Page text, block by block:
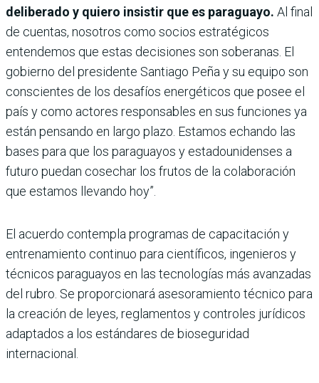
deliberado y quiero insistir que es paraguayo. Al final
de cuentas, nosotros como socios estratégicos
entendemos que estas decisiones son soberanas. El
gobierno del presidente Santiago Peña y su equipo son
conscientes de los desafíos energéticos que posee el
país y como actores responsables en sus funciones ya
están pensando en largo plazo. Estamos echando las
bases para que los paraguayos y estadounidenses a
futuro puedan cosechar los frutos de la colaboración
que estamos llevando hoy”.
El acuerdo contempla programas de capacitación y
entrenamiento continuo para científicos, ingenieros y
técnicos paraguayos en las tecnologías más avanzadas
del rubro. Se proporcionará asesoramiento técnico para
la creación de leyes, reglamentos y controles jurídicos
adaptados a los estándares de bioseguridad
internacional.